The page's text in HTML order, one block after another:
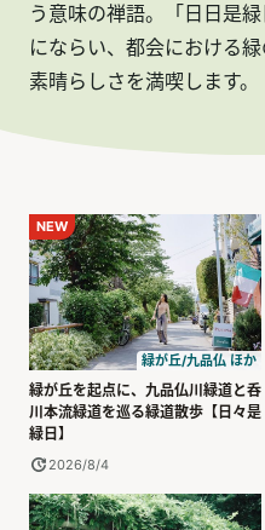
う意味の禅語。「日日是
にならい、都会における
素晴らしさを満喫します。
NEW
緑が丘/九品仏 ほか
緑が丘を起点に、九品仏川緑道と呑
川本流緑道を巡る緑道散歩【日々是
緑日】
2026/8/4